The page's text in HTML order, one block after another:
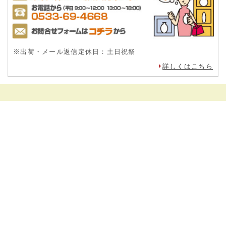
※出荷・メール返信定休日：土日祝祭
詳しくはこちら